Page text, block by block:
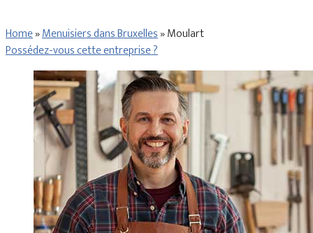
Home»Menuisiers dans Bruxelles»Moulart
Possédez-vous cette entreprise ?